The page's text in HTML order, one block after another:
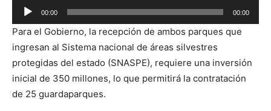
Reproductor
de
audio
00:00 00:00
Para el Gobierno, la recepción de ambos parques que
ingresan al Sistema nacional de áreas silvestres
protegidas del estado (SNASPE), requiere una inversión
inicial de 350 millones, lo que permitirá la contratación
de 25 guardaparques.